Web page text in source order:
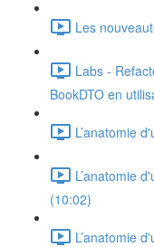
Les
Labs -
BookDTO en
L’anatomie
L’anatomie
(10:02)
L’anatomie